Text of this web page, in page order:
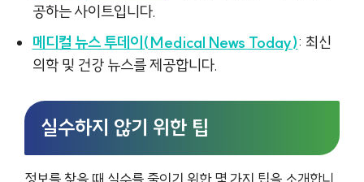
공하는 사이트입니다.
메디컬 뉴스 투데이(Medical News Today): 최신
의학 및 건강 뉴스를 제공합니다.
실수하지 않기 위한 팁